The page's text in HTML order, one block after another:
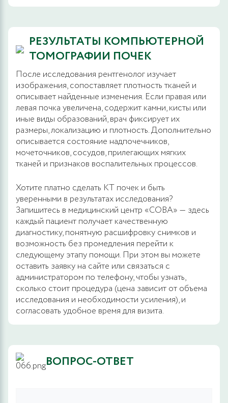
РЕЗУЛЬТАТЫ КОМПЬЮТЕРНОЙ
ТОМОГРАФИИ ПОЧЕК
После исследования рентгенолог изучает
изображения, сопоставляет плотность тканей и
описывает найденные изменения. Если правая или
левая почка увеличена, содержит камни, кисты или
иные виды образований, врач фиксирует их
размеры, локализацию и плотность. Дополнительно
описывается состояние надпочечников,
мочеточников, сосудов, прилегающих мягких
тканей и признаков воспалительных процессов.
Хотите платно сделать КТ почек и быть
уверенными в результатах исследования?
Запишитесь в медицинский центр «СОВА» — здесь
каждый пациент получает качественную
диагностику, понятную расшифровку снимков и
возможность без промедления перейти к
следующему этапу помощи. При этом вы можете
оставить заявку на сайте или связаться с
администратором по телефону, чтобы узнать,
сколько стоит процедура (цена зависит от объема
исследования и необходимости усиления), и
согласовать удобное время для визита.
ВОПРОС-ОТВЕТ